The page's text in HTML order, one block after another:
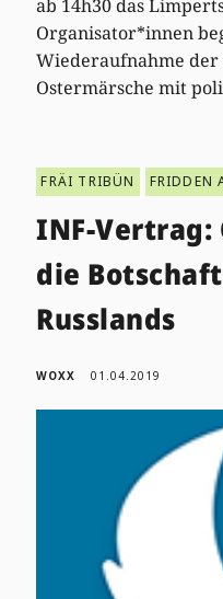
ab 14h30 das
Organisator*innen
Wiederaufnahme
Ostermärsche mit
FRÄI TRIBÜN FRIDDEN
INF-Vertrag:
die
Russlands
WOXX 01.04.2019